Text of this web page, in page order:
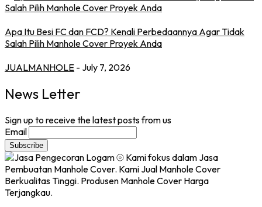
Apa Itu Besi FC dan FCD? Kenali Perbedaannya Agar Tidak
Salah Pilih Manhole Cover Proyek Anda
JUALMANHOLE - July 7, 2026
News Letter
Sign up to receive the latest posts from us
Email